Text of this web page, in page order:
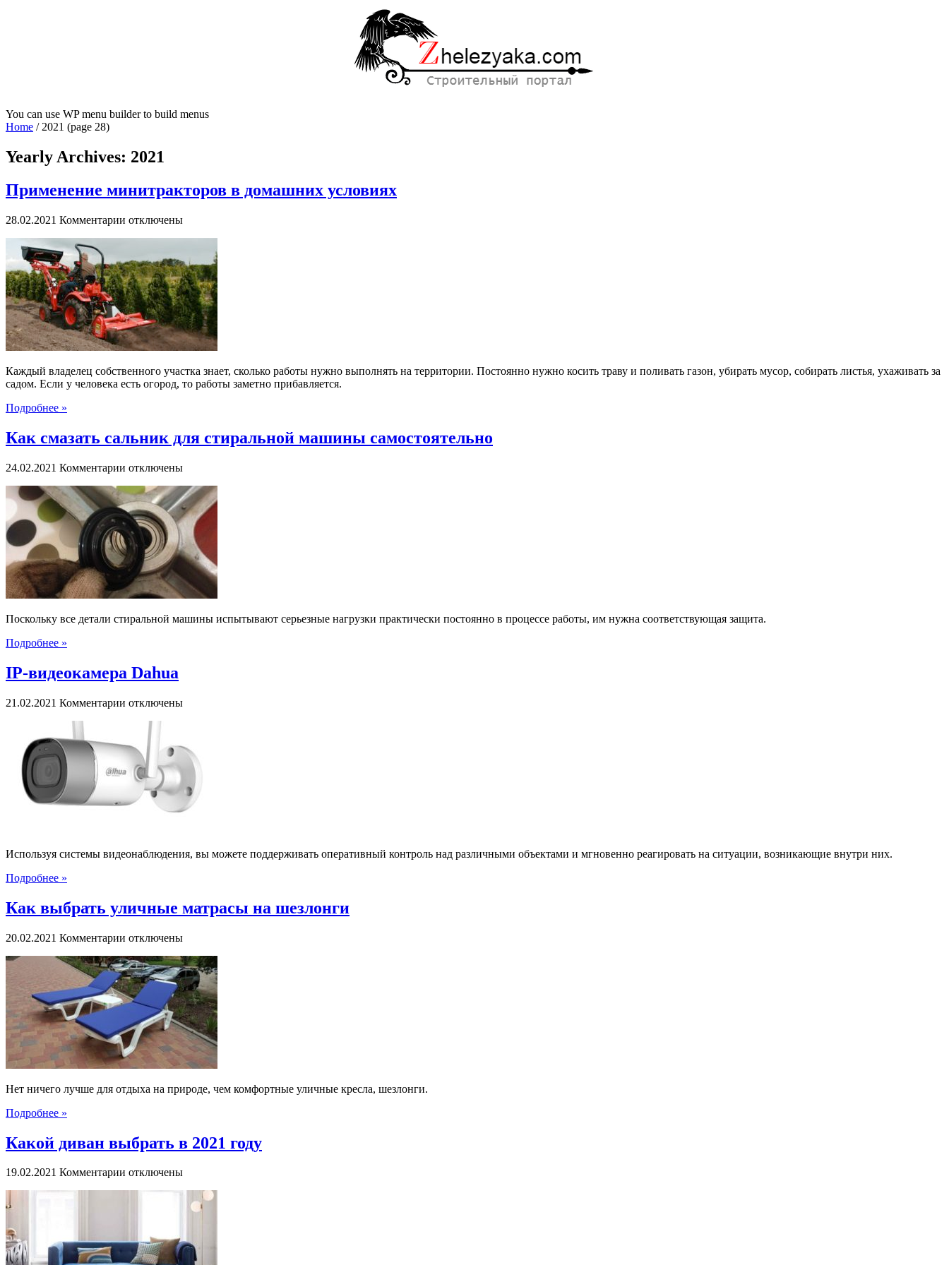
You can use WP menu builder to build menus
Home /2021 (page 28)
Yearly Archives: 2021
Применение минитракторов в домашних условиях
28.02.2021 Комментарии к
минитракторов
в
домашних
условиях
отключены
Каждый владелец собственного участка знает, сколько работы нужно выполнять на территории. Постоянно нужно косить траву и поливать газон, убирать мусор, собирать листья, ухаживать за
садом. Если у человека есть огород, то работы заметно прибавляется.
Подробнее »
Как смазать сальник для стиральной машины самостоятельно
24.02.2021 Комментарии к
Как
смазать
сальник
для
стиральной
машины
самостоятельно
отключены
Поскольку все детали стиральной машины испытывают серьезные нагрузки практически постоянно в процессе работы, им нужна соответствующая защита.
Подробнее »
IP-видеокамера Dahua
21.02.2021 Комментарии к
видеокамера
Dahua
отключены
Используя системы видеонаблюдения, вы можете поддерживать оперативный контроль над различными объектами и мгновенно реагировать на ситуации, возникающие внутри них.
Подробнее »
Как выбрать уличные матрасы на шезлонги
20.02.2021 Комментарии к
Как
выбрать
уличные
матрасы
шезлонги
отключены
Нет ничего лучше для отдыха на природе, чем комфортные уличные кресла, шезлонги.
Подробнее »
Какой диван выбрать в 2021 году
19.02.2021 Комментарии к
2021
году
отключены